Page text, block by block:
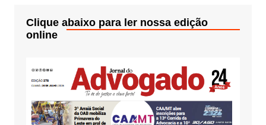
Clique abaixo para ler nossa edição
online